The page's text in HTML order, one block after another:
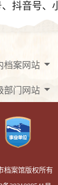
抖音号、
档案网站
部门网站
档案馆版权所有